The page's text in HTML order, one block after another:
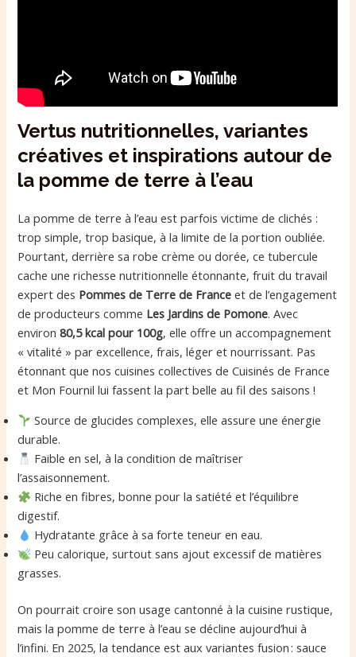
Vertus nutritionnelles, variantes
créatives et inspirations autour de
la pomme de terre à l’eau
La pomme de terre à l’eau est parfois victime de clichés :
trop simple, trop basique, à la limite de la portion oubliée.
Pourtant, derrière sa robe crème ou dorée, ce tubercule
cache une richesse nutritionnelle étonnante, fruit du travail
expert des Pommes de Terre de France et de l’engagement
de producteurs comme Les Jardins de Pomone. Avec
environ80,5 kcal pour 100g, elle offre un accompagnement
« vitalité » par excellence, frais, léger et nourrissant. Pas
étonnant que nos cuisines collectives de Cuisinés de France
et Mon Fournil lui fassent la part belle au fil des saisons !
Source de glucides complexes, elle assure une énergie
durable.
Faible en sel, à la condition de maîtriser
l’assaisonnement.
Riche en fibres, bonne pour la satiété et l’équilibre
digestif.
Hydratante grâce à sa forte teneur en eau.
Peu calorique, surtout sans ajout excessif de matières
grasses.
On pourrait croire son usage cantonné à la cuisine rustique,
mais la pomme de terre à l’eau se décline aujourd’hui à
l’infini. En 2025, la tendance est aux variantes fusion : sauce